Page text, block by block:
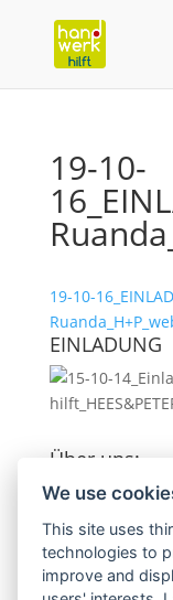
19-10-
19-10-
EINLADUNG
Über uns:
HANDWERK
ist die
Förderung
We use
This site uses
technologies to
improve and